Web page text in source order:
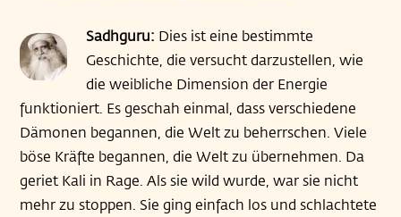
Sadhguru: Dies ist eine bestimmte
Geschichte, die versucht darzustellen, wie
die weibliche Dimension der Energie
funktioniert. Es geschah einmal, dass verschiedene
Dämonen begannen, die Welt zu beherrschen. Viele
böse Kräfte begannen, die Welt zu übernehmen. Da
geriet Kali in Rage. Als sie wild wurde, war sie nicht
mehr zu stoppen. Sie ging einfach los und schlachtete